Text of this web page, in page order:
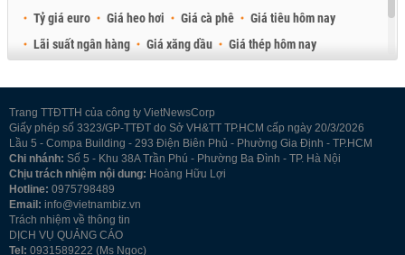
Tỷ giá euro
Giá heo hơi Giá cà phê
Giá tiêu hôm nay
Lãi suất ngân hàng
Giá xăng dầu
Giá thép hôm nay
Trang TTĐTTH của công ty VietNewsCorp
Giấy phép số 3323/GP-TTĐT do Sở VH&TT TP.HCM cấp ngày 20/3/2026
Lầu 5 - Compa Building - 293 Điện Biên Phủ - Phường Gia Định - TP.HCM
Chi nhánh: Số 5 - Khu 38A Trần Phú - Phường Ba Đình - TP. Hà Nội
Chịu trách nhiệm nội dung: Hoàng Hữu Lợi
Hotline: 0975798489
Email: info@vietnambiz.vn
Trách nhiệm về thông tin
DỊCH VỤ QUẢNG CÁO
Tel: 0931589222 (Ms Ngọc)